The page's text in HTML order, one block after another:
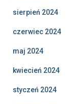
sierpień 2024
czerwiec 2024
maj 2024
kwiecień 2024
styczeń 2024